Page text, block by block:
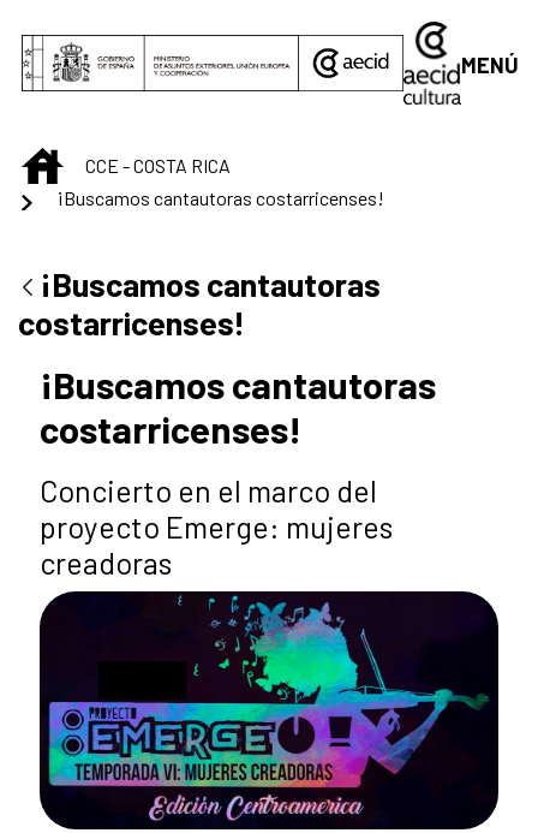
MENÚ
INICIO
CCE - COSTA RICA
¡Buscamos cantautoras costarricenses!
¡Buscamos cantautoras
costarricenses!
¡Buscamos cantautoras
costarricenses!
Concierto en el marco del
proyecto Emerge: mujeres
creadoras